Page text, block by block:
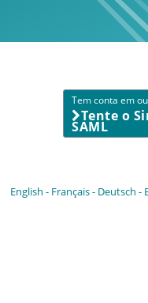
Tem conta em
Tente o
SAML
English Français Deutsch